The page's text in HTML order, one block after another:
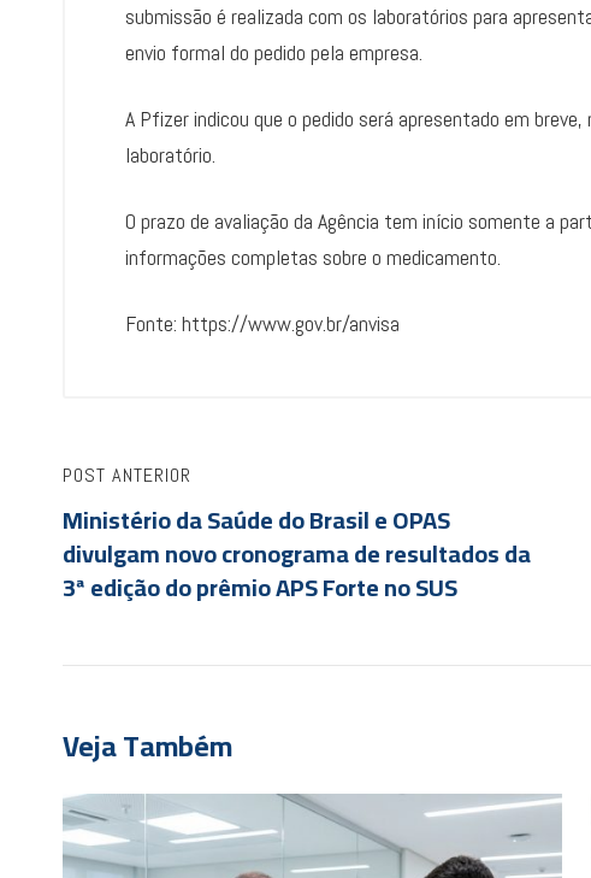
submissão é realizada com os laboratórios para
envio formal do pedido pela empresa.
A Pfizer indicou que o pedido será apresentado em
laboratório.
O prazo de avaliação da Agência tem início somente a
informações completas sobre o medicamento.
Fonte: https://www.gov.br/anvisa
POST ANTERIOR
Ministério da Saúde do Brasil e OPAS
divulgam novo cronograma de resultados da
3ª edição do prêmio APS Forte no SUS
Veja Também